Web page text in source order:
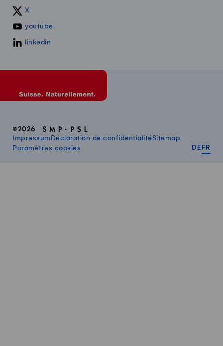
X
youtube
linkedin
©2026
Impressum Déclaration de confidentialitéSitemap
Paramètres cookies
DE FR